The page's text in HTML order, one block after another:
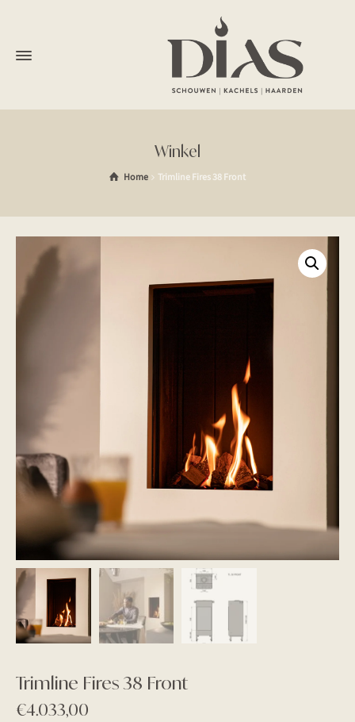
Winkel
Home Trimline Fires 38 Front
Trimline Fires 38 Front
€4.033,00